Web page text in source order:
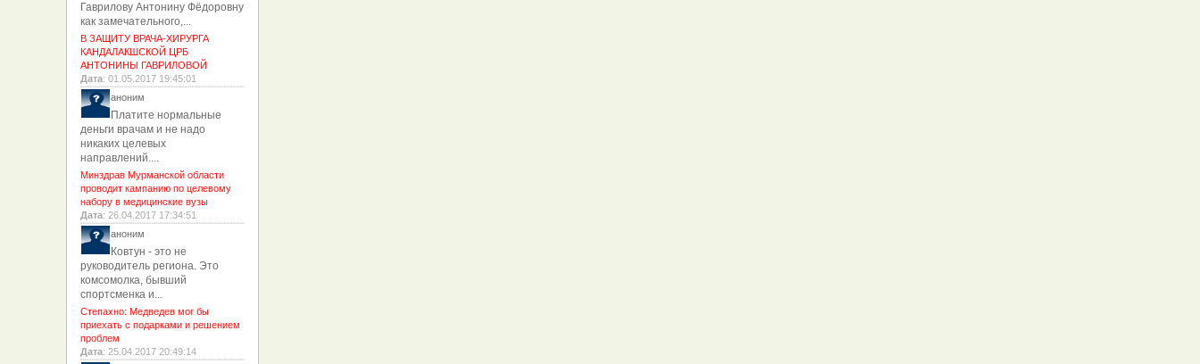
Гаврилову Антонину Фёдоровну
как замечательного,...
В ЗАЩИТУ ВРАЧА-ХИРУРГА
КАНДАЛАКШСКОЙ ЦРБ
АНТОНИНЫ ГАВРИЛОВОЙ
Дата: 01.05.2017 19:45:01
аноним
Платите нормальные
деньги врачам и не надо
никаких целевых
направлений....
Минздрав Мурманской области
проводит кампанию по целевому
набору в медицинские вузы
Дата: 26.04.2017 17:34:51
аноним
Ковтун - это не
руководитель региона. Это
комсомолка, бывший
спортсменка и...
Степахно: Медведев мог бы
приехать с подарками и решением
проблем
Дата: 25.04.2017 20:49:14